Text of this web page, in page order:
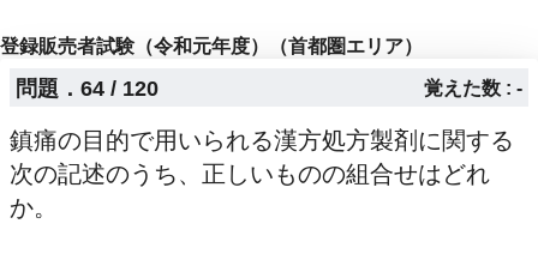
登録販売者試験（令和元年度）（首都圏エリア）
問題．64 / 120 覚えた数 : -
鎮痛の目的で用いられる漢方処方製剤に関する
次の記述のうち、正しいものの組合せはどれ
か。